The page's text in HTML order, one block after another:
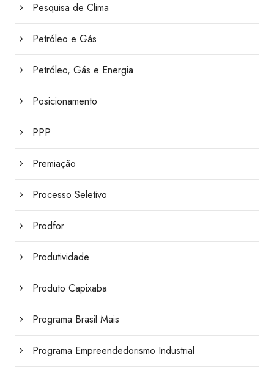
Pesquisa de Clima
Petróleo e Gás
Petróleo, Gás e Energia
Posicionamento
PPP
Premiação
Processo Seletivo
Prodfor
Produtividade
Produto Capixaba
Programa Brasil Mais
Programa Empreendedorismo Industrial